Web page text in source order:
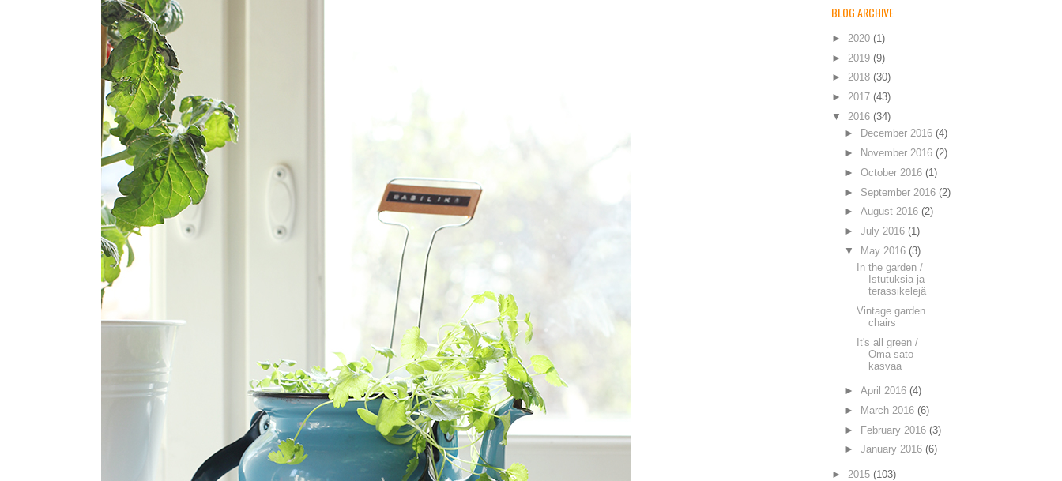
BLOG ARCHIVE
► 2020 (1)
► 2019 (9)
► 2018 (30)
► 2017 (43)
▼ 2016 (34)
►
December 2016 (4)
►
November 2016 (2)
► October 2016 (1)
► September 2016 (2)
► August 2016 (2)
► July 2016 (1)
▼
May 2016 (3)
In the garden /
Istutuksia ja
terassikelejä
Vintage garden
chairs
It's all green /
Oma sato
kasvaa
► April 2016 (4)
►
March 2016 (6)
► February 2016 (3)
► January 2016 (6)
► 2015 (103)